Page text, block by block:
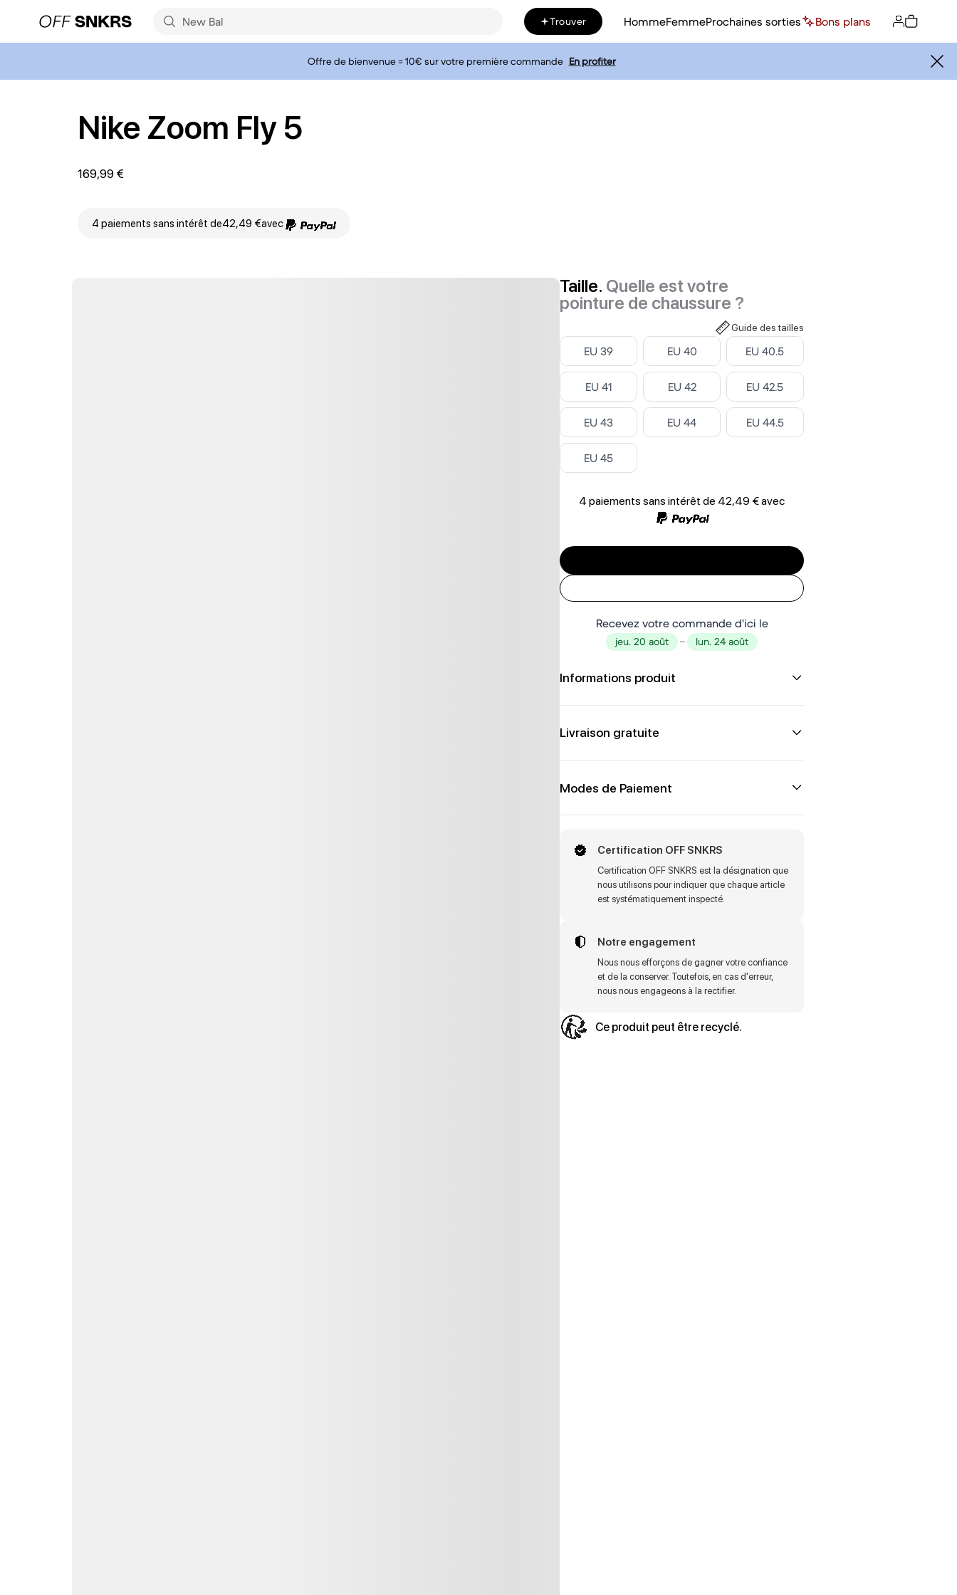
Trouver HommeFemmeProchaines sorties Bons plans
Offre de bienvenue = 10€ sur votre première commande En profiter
Nike Zoom Fly 5
169,99 €
4 paiements sans intérêt de42,49 €avec
Taille. Quelle est votre
pointure de chaussure ?
Guide des tailles
Select Sélectionner la taille
EU 39 Select Sélectionner la taille
EU 40 Select Sélectionner la taille
EU 40.5
Select Sélectionner la taille
EU 41 Select Sélectionner la taille
EU 42 Select Sélectionner la taille
EU 42.5
Select Sélectionner la taille
EU 43 Select Sélectionner la taille
EU 44 Select Sélectionner la taille
EU 44.5
Select Sélectionner la taille
EU 45
4 paiements sans intérêt de 42,49 €avec
Recevez votre commande d'ici le
jeu. 20 août – lun. 24 août
Informations produit
Livraison gratuite
Modes de Paiement
Certification OFF SNKRS
Certification OFF SNKRS est la désignation que
nous utilisons pour indiquer que chaque article
est systématiquement inspecté.
Notre engagement
Nous nous efforçons de gagner votre confiance
et de la conserver. Toutefois, en cas d'erreur,
nous nous engageons à la rectifier.
Ce produit peut être recyclé.